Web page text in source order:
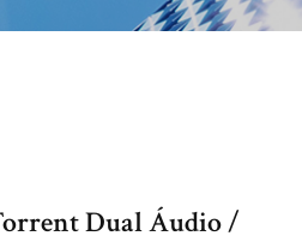
Dual Áudio /